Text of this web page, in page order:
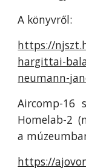
A könyvről:
https://
hargittai-
neumann-
Aircomp-16
Homelab-2
a
https://